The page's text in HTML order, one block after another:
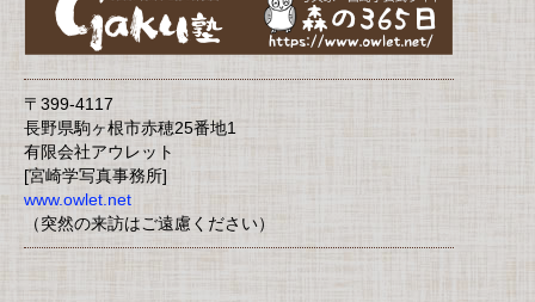
〒399-4117
長野県駒ヶ根市赤穂25番地1
有限会社アウレット
[宮崎学写真事務所]
www.owlet.net
（突然の来訪はご遠慮ください）